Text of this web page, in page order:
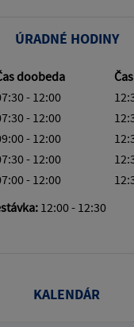
ÚRADNÉ HODINY
doobeda
- 12:00
- 12:00
- 12:00
- 12:00
- 12:00
12:00 - 12:30
KALENDÁR